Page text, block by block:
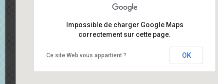
Impossible de charger Google Maps
correctement sur cette page.
Ce site Web vous appartient ? OK